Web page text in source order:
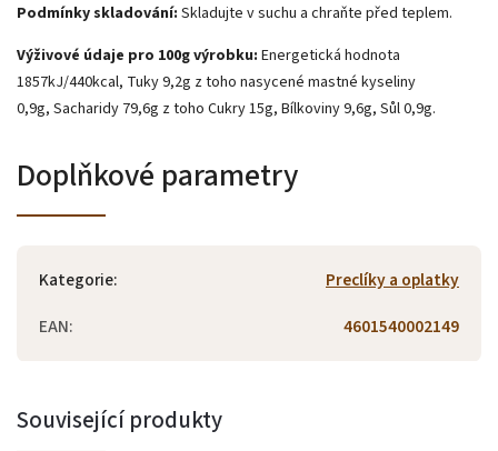
Podmínky skladování: Skladujte v suchu a chraňte před teplem.
Výživové údaje pro 100g výrobku: Energetická hodnota
1857kJ/440kcal, Tuky 9,2g z toho nasycené mastné kyseliny
0,9g, Sacharidy 79,6g z toho Cukry 15g, Bílkoviny 9,6g, Sůl 0,9g.
Doplňkové parametry
Kategorie:
Preclíky a oplatky
EAN: 4601540002149
Související produkty